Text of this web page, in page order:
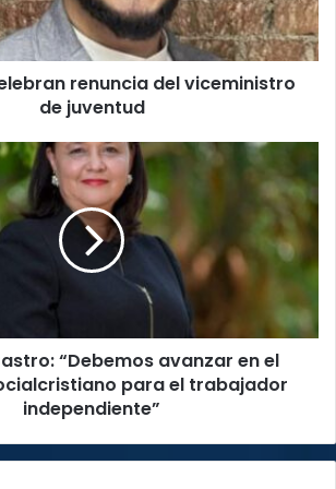
renuncia del viceministro
de juventud
“Debemos avanzar en el
para el trabajador
independiente”